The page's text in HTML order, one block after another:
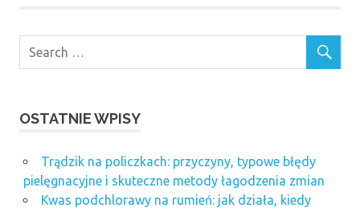
OSTATNIE WPISY
Trądzik na policzkach: przyczyny, typowe błędy
pielęgnacyjne i skuteczne metody łagodzenia zmian
Kwas podchlorawy na rumień: jak działa, kiedy